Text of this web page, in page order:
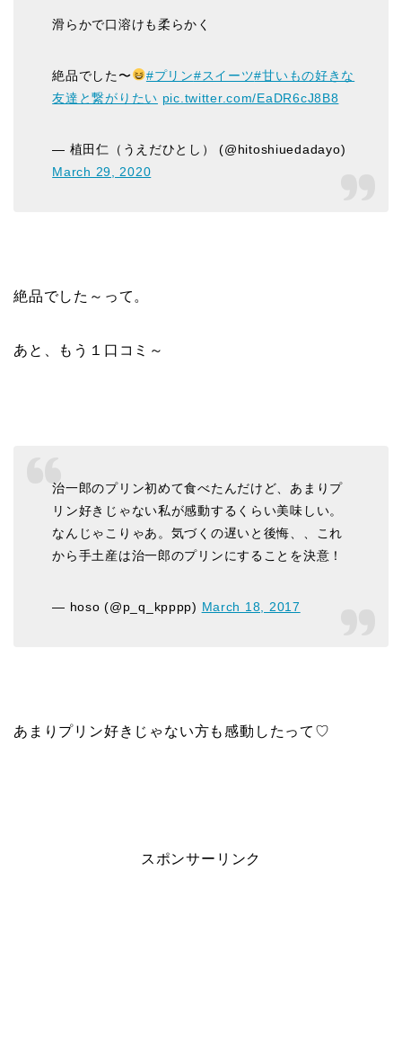
滑らかで口溶けも柔らかく
絶品でした〜 #プリン#スイーツ#甘いもの好きな
友達と繋がりたい pic.twitter.com/EaDR6cJ8B8
— 植田仁（うえだひとし） (@hitoshiuedadayo)
March 29, 2020
絶品でした～って。
あと、もう１口コミ～
治一郎のプリン初めて食べたんだけど、あまりプ
リン好きじゃない私が感動するくらい美味しい。
なんじゃこりゃあ。気づくの遅いと後悔、、これ
から手土産は治一郎のプリンにすることを決意！
— hoso (@p_q_kpppp) March 18, 2017
あまりプリン好きじゃない方も感動したって♡
スポンサーリンク